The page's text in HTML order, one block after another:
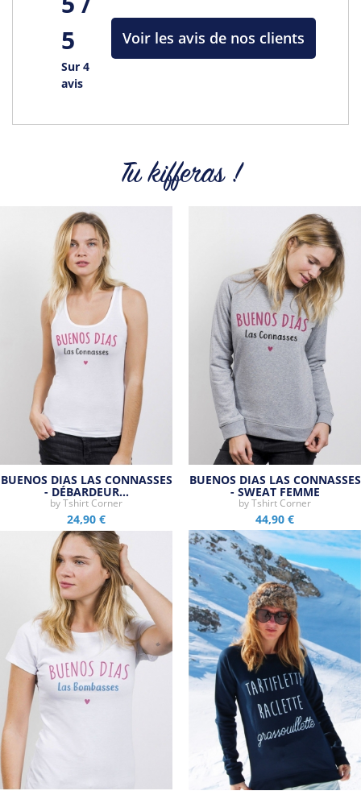
5
Sur 4
avis
Voir les avis de nos clients
Tu kifferas !
BUENOS DIAS LAS CONNASSES
- DÉBARDEUR…
byTshirt Corner
24,90 €
BUENOS DIAS LAS CONNASSES
- SWEAT FEMME
byTshirt Corner
44,90 €